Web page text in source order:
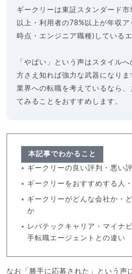
ギークリーは東証スタンダード
以上・利用者の78%以上が年収
時点・エンジニア職種)している
「やばい」という声はスタイル
方さえ知れば強力な武器になり
業界への転職を考えているなら、
てみることをおすすめします。
本記事でわかること
ギークリーの良い評判・悪い
ギークリーをおすすめする人
ギークリーがどんな会社か・
か
レバテックキャリア・マイナ
手転職エージェントとの違い
なお「勝手に応募された」という声